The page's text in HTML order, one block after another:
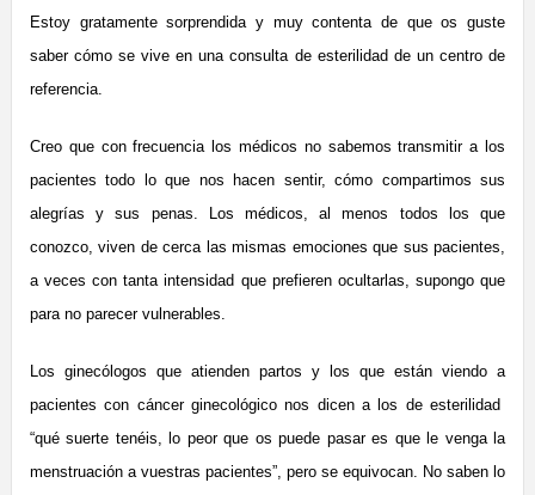
Estoy gratamente sorprendida y muy contenta de que os guste
saber cómo se vive en una consulta de esterilidad de un centro de
referencia.
Creo que con frecuencia los médicos no sabemos transmitir a los
pacientes todo lo que nos hacen sentir, cómo compartimos sus
alegrías y sus penas. Los médicos, al menos todos los que
conozco, viven de cerca las mismas emociones que sus pacientes,
a veces con tanta intensidad que prefieren ocultarlas, supongo que
para no parecer vulnerables.
Los ginecólogos que atienden partos y los que están viendo a
pacientes con cáncer ginecológico nos dicen a los de esterilidad
“qué suerte tenéis, lo peor que os puede pasar es que le venga la
menstruación a vuestras pacientes”, pero se equivocan. No saben lo